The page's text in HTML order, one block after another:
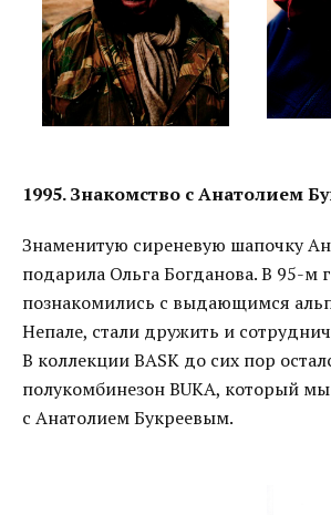
1995. Знакомство с Анатолием
Знаменитую сиреневую шапочку
подарила Ольга Богданова. В 95-м
познакомились с выдающимся
Непале, стали дружить и
В коллекции BASK до сих пор
полукомбинезон BUKA, который
с Анатолием Букреевым.